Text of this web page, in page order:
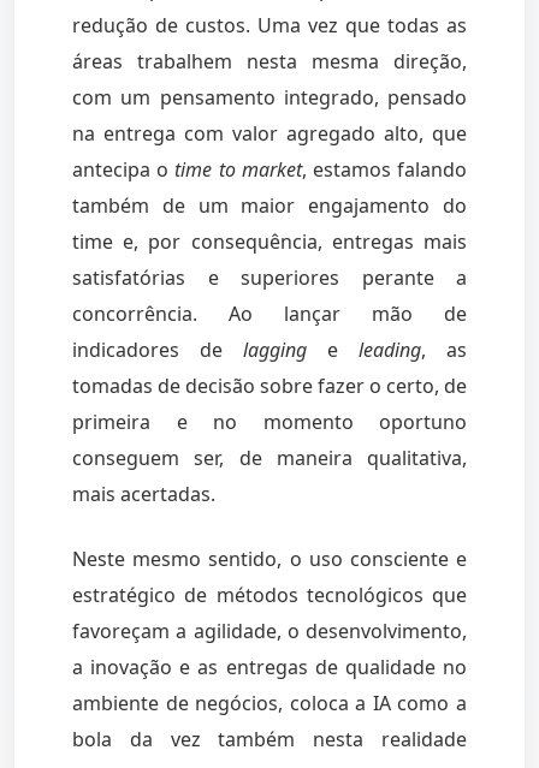
redução de custos. Uma vez que todas as
áreas trabalhem nesta mesma direção,
com um pensamento integrado, pensado
na entrega com valor agregado alto, que
antecipa o time to market, estamos falando
também de um maior engajamento do
time e, por consequência, entregas mais
satisfatórias e superiores perante a
concorrência. Ao lançar mão de
indicadores de lagging e leading, as
tomadas de decisão sobre fazer o certo, de
primeira e no momento oportuno
conseguem ser, de maneira qualitativa,
mais acertadas.
Neste mesmo sentido, o uso consciente e
estratégico de métodos tecnológicos que
favoreçam a agilidade, o desenvolvimento,
a inovação e as entregas de qualidade no
ambiente de negócios, coloca a IA como a
bola da vez também nesta realidade